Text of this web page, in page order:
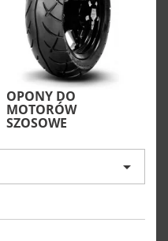
OPONY DO
MOTORÓW
SZOSOWE
